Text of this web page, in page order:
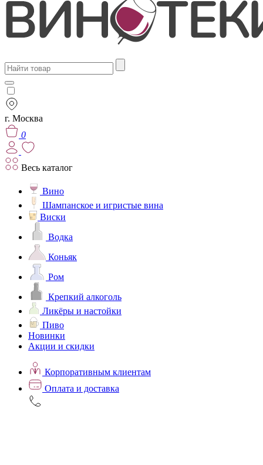
г. Москва
0
Весь каталог
Вино
Шампанское и игристые вина
Виски
Водка
Коньяк
Ром
Крепкий алкоголь
Ликёры и настойки
Пиво
Новинки
Акции и скидки
Корпоративным клиентам
Оплата и доставка